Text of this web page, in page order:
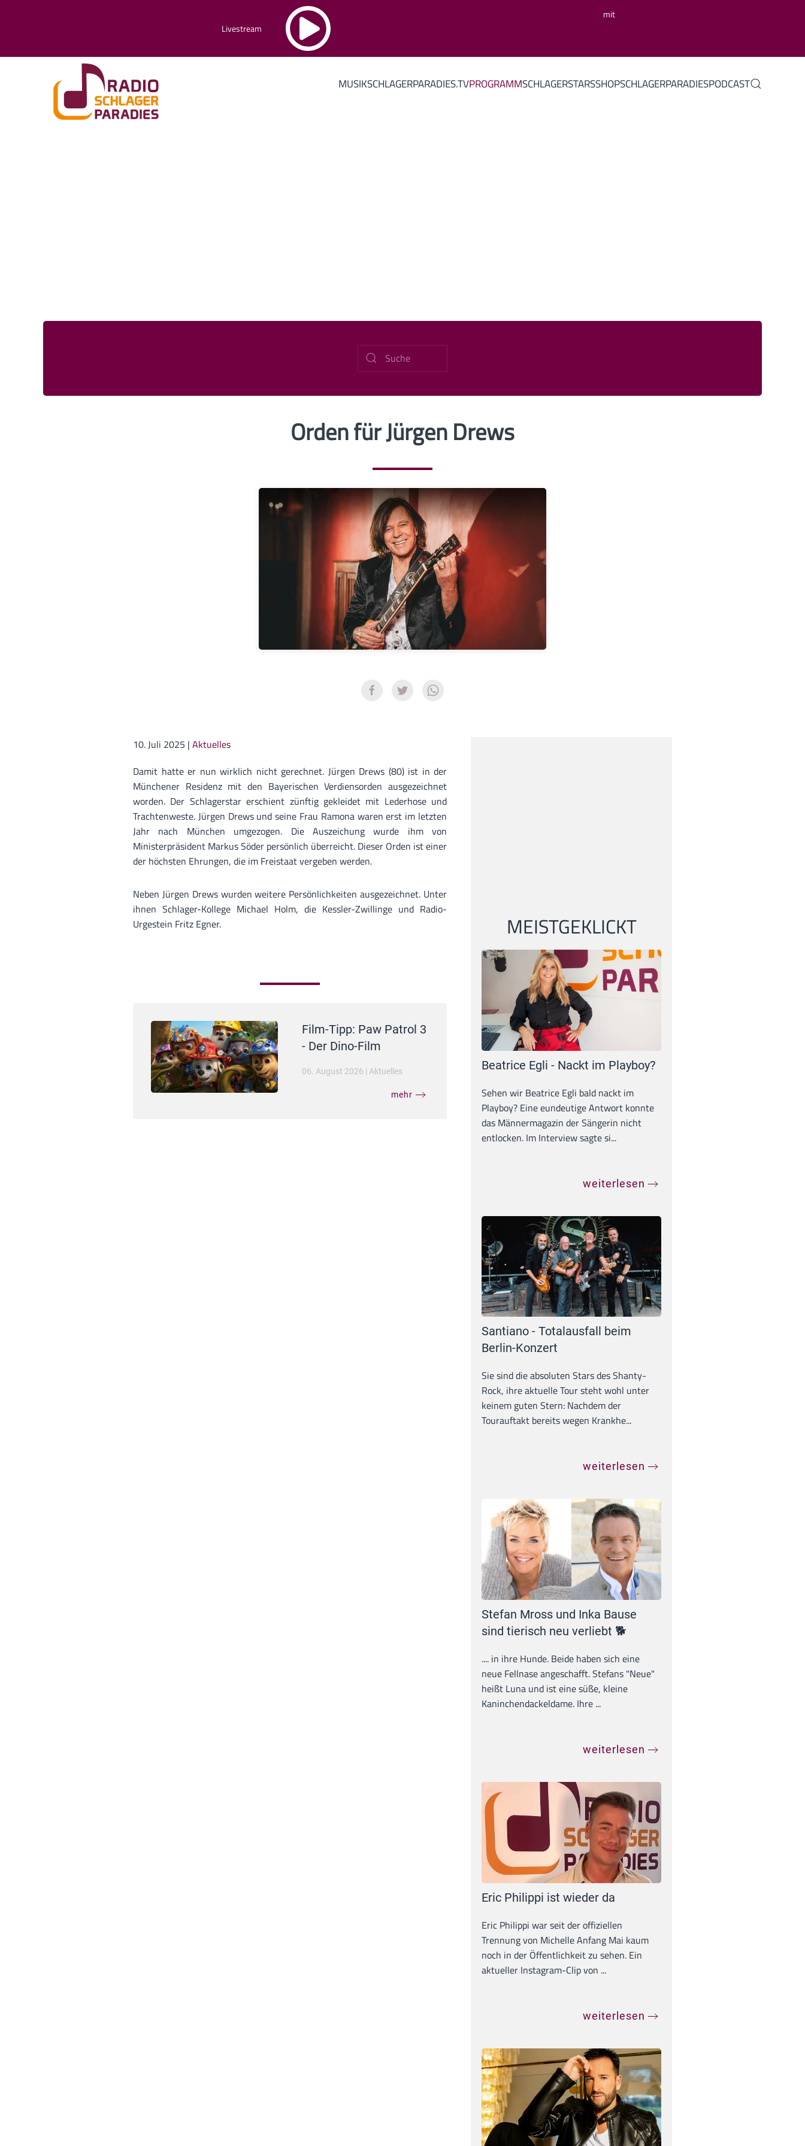
Livestream
mit
MUSIKSCHLAGERPARADIES.TVPROGRAMMSCHLAGERSTARSSHOPSCHLAGERPARADIESPODCAST
Orden für Jürgen Drews
10. Juli 2025 | Aktuelles
Damit hatte er nun wirklich nicht gerechnet. Jürgen Drews (80) ist in der
Münchener Residenz mit den Bayerischen Verdiensorden ausgezeichnet
worden. Der Schlagerstar erschient zünftig gekleidet mit Lederhose und
Trachtenweste. Jürgen Drews und seine Frau Ramona waren erst im letzten
Jahr nach München umgezogen. Die Auszeichung wurde ihm von
Ministerpräsident Markus Söder persönlich überreicht. Dieser Orden ist einer
der höchsten Ehrungen, die im Freistaat vergeben werden.
Neben Jürgen Drews wurden weitere Persönlichkeiten ausgezeichnet. Unter
ihnen Schlager-Kollege Michael Holm, die Kessler-Zwillinge und Radio-
Urgestein Fritz Egner.
Film-Tipp: Paw Patrol 3
- Der Dino-Film
06. August 2026 | Aktuelles
mehr
MEISTGEKLICKT
Beatrice Egli - Nackt im Playboy?
Sehen wir Beatrice Egli bald nackt im
Playboy? Eine eundeutige Antwort konnte
das Männermagazin der Sängerin nicht
entlocken. Im Interview sagte si...
weiterlesen
Santiano - Totalausfall beim
Berlin-Konzert
Sie sind die absoluten Stars des Shanty-
Rock, ihre aktuelle Tour steht wohl unter
keinem guten Stern: Nachdem der
Tourauftakt bereits wegen Krankhe...
weiterlesen
Stefan Mross und Inka Bause
sind tierisch neu verliebt 🐕
.... in ihre Hunde. Beide haben sich eine
neue Fellnase angeschafft. Stefans "Neue"
heißt Luna und ist eine süße, kleine
Kaninchendackeldame. Ihre ...
weiterlesen
Eric Philippi ist wieder da
Eric Philippi war seit der offiziellen
Trennung von Michelle Anfang Mai kaum
noch in der Öffentlichkeit zu sehen. Ein
aktueller Instagram-Clip von ...
weiterlesen